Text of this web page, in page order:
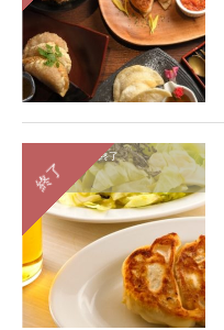
終了
募集終了
報告期間：
終了